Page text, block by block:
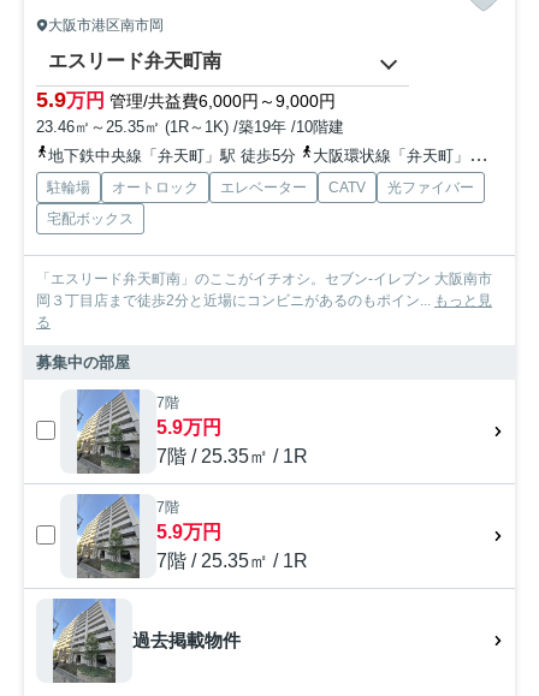
大阪市港区南市岡
エスリード弁天町南
5.9万円 管理/共益費6,000円～9,000円
23.46㎡～25.35㎡ (1R～1K) /築19年 /10階建
地下鉄中央線「弁天町」駅 徒歩5分
大阪環状線「弁天町」駅 徒歩5分
駐輪場 オートロック エレベーター CATV
光ファイバー
宅配ボックス
「エスリード弁天町南」のここがイチオシ。セブン-イレブン 大阪南市
岡３丁目店まで徒歩2分と近場にコンビニがあるのもポイン... もっと見
る
募集中の部屋
7階
5.9万円
7階 / 25.35㎡ / 1R
7階
5.9万円
7階 / 25.35㎡ / 1R
過去掲載物件